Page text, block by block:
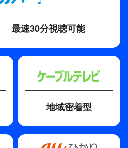
最速30分視聴可能
地域密着型